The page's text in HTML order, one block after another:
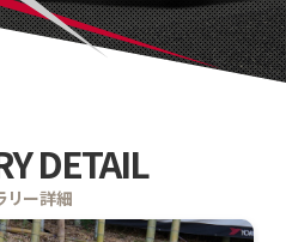
カタログ請求
個人情報保護方針
DETAIL
リー詳細